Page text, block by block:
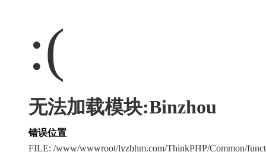
:(
无法加载模块:Binzhou
错误位置
FILE: /www/wwwroot/lyzbhm.com/ThinkPHP/Common/